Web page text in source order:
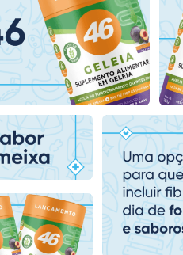
Ativar Desconto
Comprar sem Desconto
Por R$ 104,99/cada
Comprar sem Desconto
Por R$ 104,99/cada